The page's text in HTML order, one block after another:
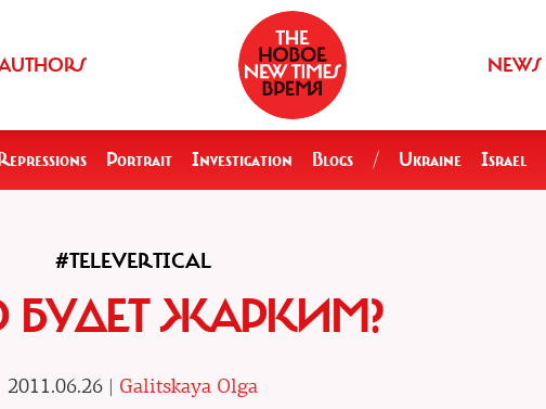
NEWS
Portrait Investigation Blogs / Ukraine Israel
#TELEVERTICAL
БУДЕТ ЖАРКИМ?
2011.06.26 | Galitskaya Olga